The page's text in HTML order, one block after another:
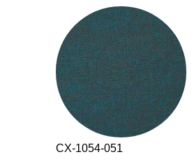
CX-1054-051